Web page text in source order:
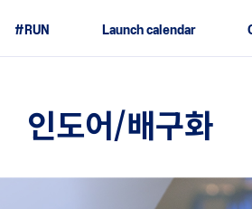
#RUN Launch calendar
인도어/배구화